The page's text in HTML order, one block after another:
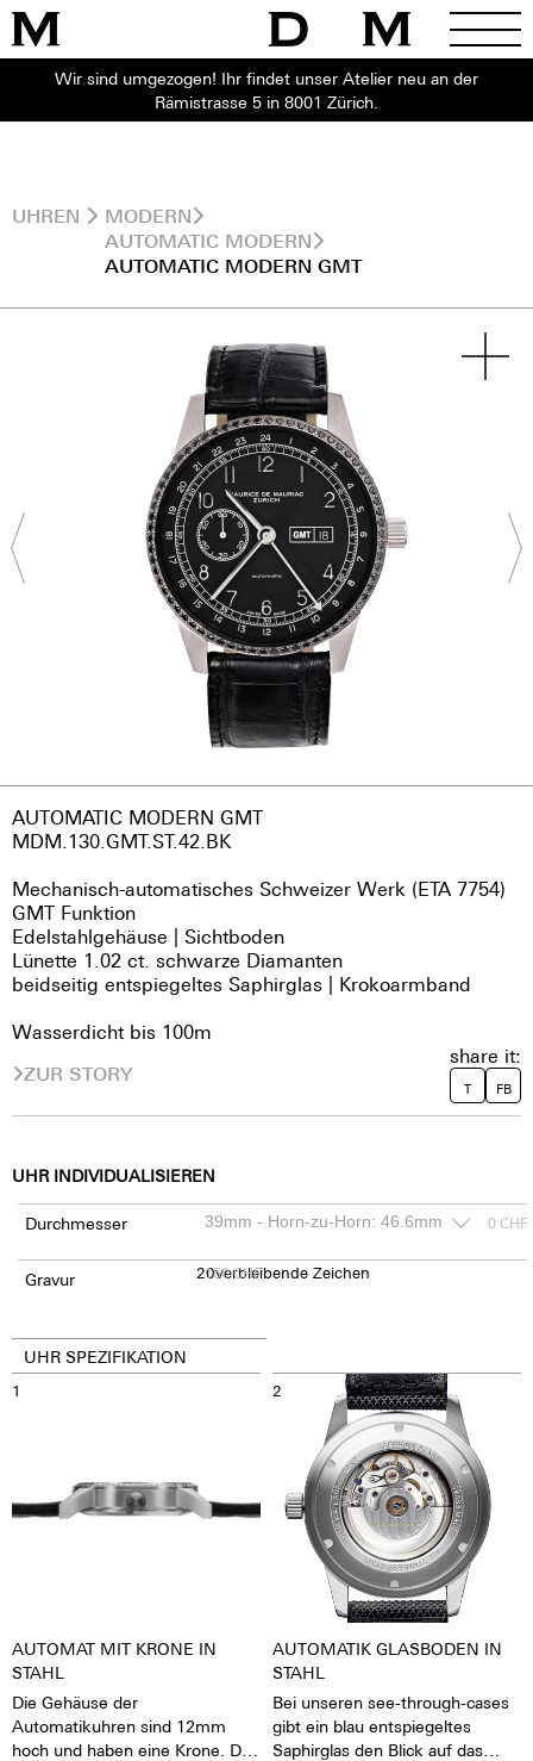
Wir sind umgezogen! Ihr findet unser Atelier neu an der
Rämistrasse 5 in 8001 Zürich.
UHREN
MODERN
AUTOMATIC MODERN
AUTOMATIC MODERN GMT
AUTOMATIC MODERN GMT
MDM.130.GMT.ST.42.BK
Mechanisch-automatisches Schweizer Werk (ETA 7754)
GMT Funktion
Edelstahlgehäuse | Sichtboden
Lünette 1.02 ct. schwarze Diamanten
beidseitig entspiegeltes Saphirglas | Krokoarmband
Wasserdicht bis 100m
ZUR STORY
share it:
T FB
UHR INDIVIDUALISIEREN
Durchmesser 0 CHF
Gravur 150CHF
20verbleibende Zeichen
UHR SPEZIFIKATION
1
AUTOMAT MIT KRONE IN
STAHL
Die Gehäuse der
Automatikuhren sind 12mm
hoch und haben eine Krone. Die
2
AUTOMATIK GLASBODEN IN
STAHL
Bei unseren see-through-cases
gibt ein blau entspiegeltes
Saphirglas den Blick auf das